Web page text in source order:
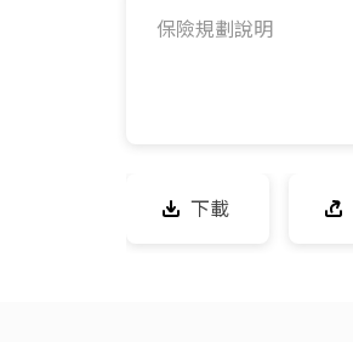
保險規劃說明
下載